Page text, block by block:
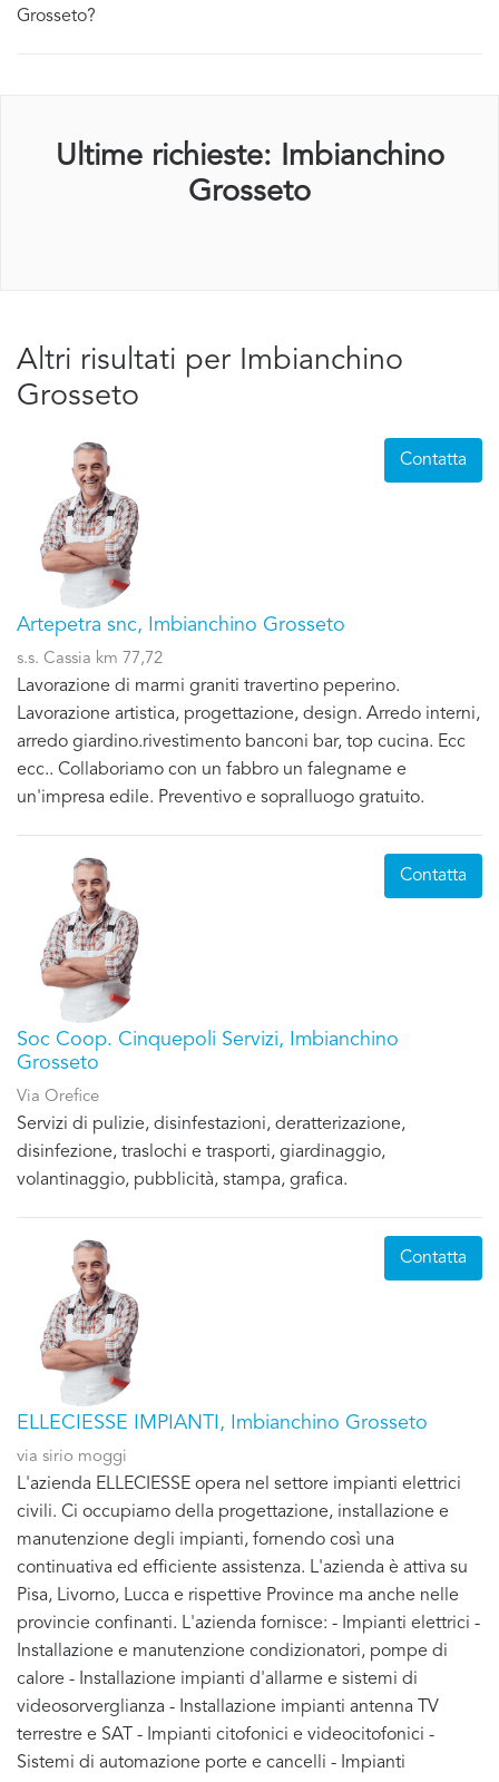
Grosseto?
Ultime richieste: Imbianchino
Grosseto
Altri risultati per Imbianchino
Grosseto
Artepetra snc, Imbianchino Grosseto
s.s. Cassia km 77,72
Lavorazione di marmi graniti travertino peperino.
Lavorazione artistica, progettazione, design. Arredo interni,
arredo giardino.rivestimento banconi bar, top cucina. Ecc
ecc.. Collaboriamo con un fabbro un falegname e
un'impresa edile. Preventivo e sopralluogo gratuito.
Contatta
Soc Coop. Cinquepoli Servizi, Imbianchino
Grosseto
Via Orefice
Servizi di pulizie, disinfestazioni, deratterizazione,
disinfezione, traslochi e trasporti, giardinaggio,
volantinaggio, pubblicità, stampa, grafica.
Contatta
ELLECIESSE IMPIANTI, Imbianchino Grosseto
via sirio moggi
L'azienda ELLECIESSE opera nel settore impianti elettrici
civili. Ci occupiamo della progettazione, installazione e
manutenzione degli impianti, fornendo così una
continuativa ed efficiente assistenza. L'azienda è attiva su
Pisa, Livorno, Lucca e rispettive Province ma anche nelle
provincie confinanti. L'azienda fornisce: - Impianti elettrici -
Installazione e manutenzione condizionatori, pompe di
calore - Installazione impianti d'allarme e sistemi di
videosorverglianza - Installazione impianti antenna TV
terrestre e SAT - Impianti citofonici e videocitofonici -
Sistemi di automazione porte e cancelli - Impianti
Contatta